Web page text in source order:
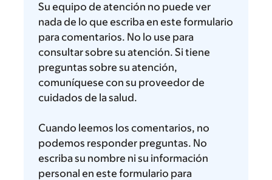
Su equipo de atención no puede ver
nada de lo que escriba en este formulario
para comentarios. No lo use para
consultar sobre su atención. Si tiene
preguntas sobre su atención,
comuníquese con su proveedor de
cuidados de la salud.
Cuando leemos los comentarios, no
podemos responder preguntas. No
escriba su nombre ni su información
personal en este formulario para